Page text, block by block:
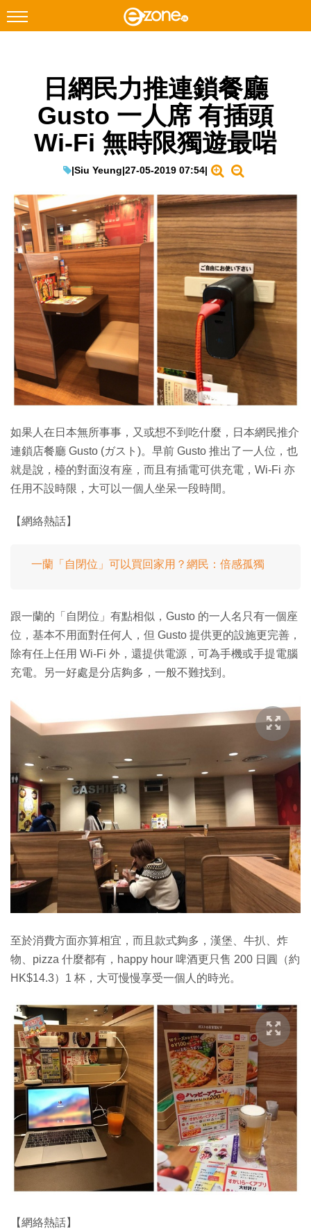
Facebook Instagram
科技焦點
網絡生活
教學評測
EduTech
IT Times
生成式AI與雲端應用
Enterprise Digital Transformation
特集
日網民力推連鎖餐廳
Gusto 一人席 有插頭
Wi-Fi 無時限獨遊最啱
|Siu Yeung|27-05-2019 07:54|
如果人在日本無所事事，又或想不到吃什麼，日本網民推介
連鎖店餐廳 Gusto (ガスト)。早前 Gusto 推出了一人位，也
就是說，檯的對面沒有座，而且有插電可供充電，Wi-Fi 亦
任用不設時限，大可以一個人坐呆一段時間。
【網絡熱話】
一蘭「自閉位」可以買回家用？網民：倍感孤獨
跟一蘭的「自閉位」有點相似，Gusto 的一人名只有一個座
位，基本不用面對任何人，但 Gusto 提供更的設施更完善，
除有任上任用 Wi-Fi 外，還提供電源，可為手機或手提電腦
充電。另一好處是分店夠多，一般不難找到。
至於消費方面亦算相宜，而且款式夠多，漢堡、牛扒、炸
物、pizza 什麼都有，happy hour 啤酒更只售 200 日圓（約
HK$14.3）1 杯，大可慢慢享受一個人的時光。
【網絡熱話】